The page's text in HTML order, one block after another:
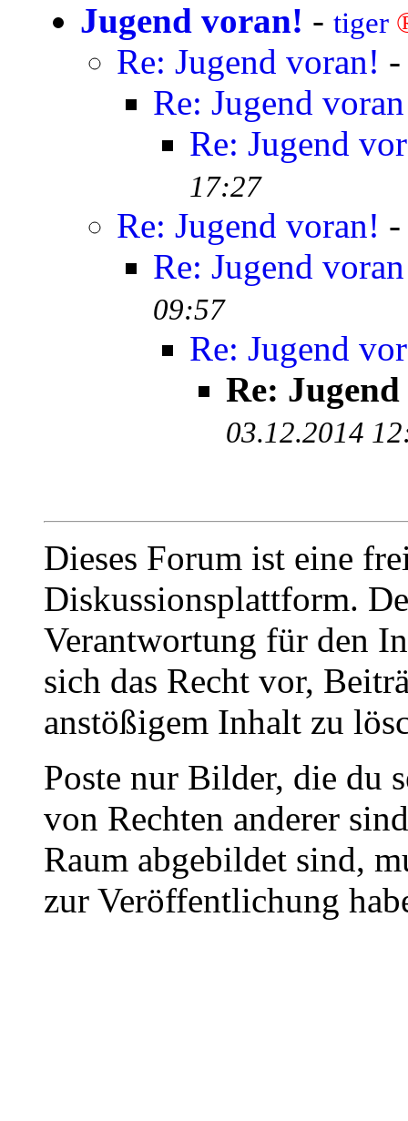
Jugend voran! - tiger
Re: Jugend voran!
Re: Jugend
Re: Jugend
17:27
Re: Jugend voran!
Re: Jugend
09:57
Re: Jugend
Re:
03.12.2014
Dieses Forum ist eine
Diskussionsplattform.
Verantwortung für den
sich das Recht vor,
anstößigem Inhalt zu
Poste nur Bilder, die du
von Rechten anderer
Raum abgebildet sind,
zur Veröffentlichung